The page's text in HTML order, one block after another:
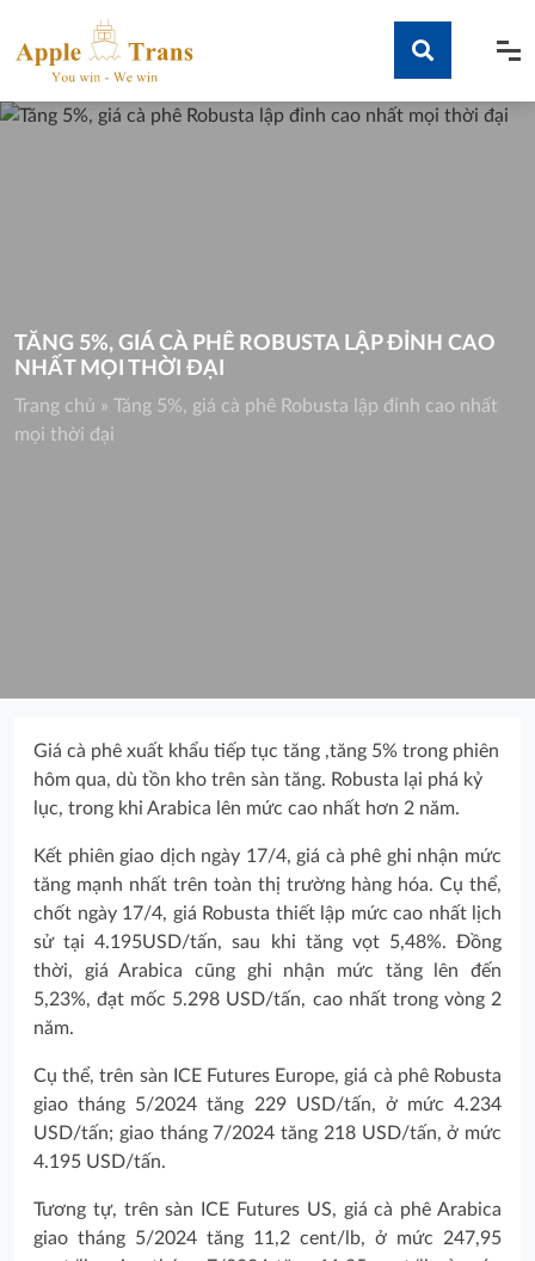
content
Tìm kiếm
TĂNG 5%, GIÁ CÀ PHÊ ROBUSTA LẬP ĐỈNH CAO
NHẤT MỌI THỜI ĐẠI
Trang chủ » Tăng 5%, giá cà phê Robusta lập đỉnh cao nhất
mọi thời đại
Giá cà phê xuất khẩu tiếp tục tăng ,tăng 5% trong phiên
hôm qua, dù tồn kho trên sàn tăng. Robusta lại phá kỷ
lục, trong khi Arabica lên mức cao nhất hơn 2 năm.
Kết phiên giao dịch ngày 17/4, giá cà phê ghi nhận mức
tăng mạnh nhất trên toàn thị trường hàng hóa. Cụ thể,
chốt ngày 17/4, giá Robusta thiết lập mức cao nhất lịch
sử tại 4.195USD/tấn, sau khi tăng vọt 5,48%. Đồng
thời, giá Arabica cũng ghi nhận mức tăng lên đến
5,23%, đạt mốc 5.298 USD/tấn, cao nhất trong vòng 2
năm.
Cụ thể, trên sàn ICE Futures Europe, giá cà phê Robusta
giao tháng 5/2024 tăng 229 USD/tấn, ở mức 4.234
USD/tấn; giao tháng 7/2024 tăng 218 USD/tấn, ở mức
4.195 USD/tấn.
Tương tự, trên sàn ICE Futures US, giá cà phê Arabica
giao tháng 5/2024 tăng 11,2 cent/lb, ở mức 247,95